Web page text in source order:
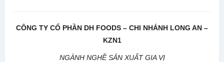
CÔNG TY CỔ PHẦN DH FOODS – CHI NHÁNH LONG AN –
KZN1
NGÀNH NGHỀ SẢN XUẤT GIA VỊ